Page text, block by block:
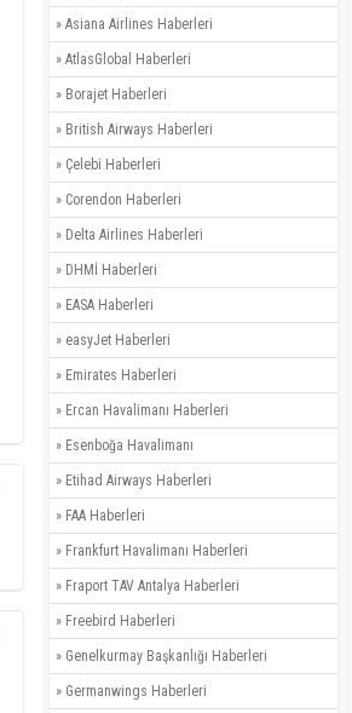
» Asiana Airlines Haberleri
» AtlasGlobal Haberleri
» Borajet Haberleri
» British Airways Haberleri
» Çelebi Haberleri
» Corendon Haberleri
» Delta Airlines Haberleri
» DHMİ Haberleri
» EASA Haberleri
» easyJet Haberleri
» Emirates Haberleri
» Ercan Havalimanı Haberleri
» Esenboğa Havalimanı
» Etihad Airways Haberleri
» FAA Haberleri
» Frankfurt Havalimanı Haberleri
» Fraport TAV Antalya Haberleri
» Freebird Haberleri
» Genelkurmay Başkanlığı Haberleri
» Germanwings Haberleri